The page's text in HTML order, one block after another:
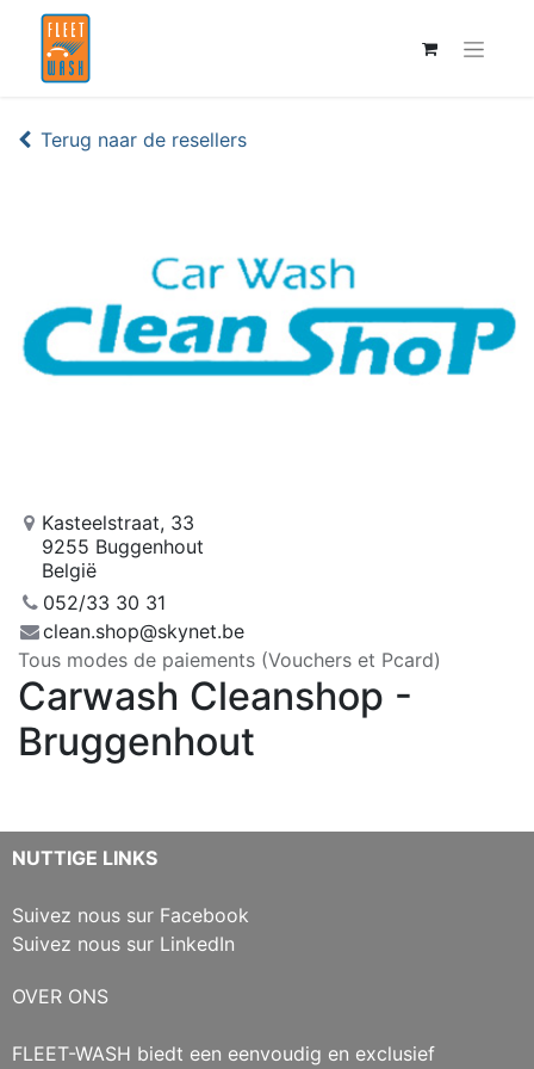
Terug naar de resellers
Kasteelstraat, 33
9255 Buggenhout
België
052/33 30 31
clean.shop@skynet.be
Tous modes de paiements (Vouchers et Pcard)
Carwash Cleanshop -
Bruggenhout
NUTTIGE LINKS
Suivez nous sur Facebook
Suivez nous sur LinkedIn
OVER ONS
FLEET-WASH biedt een eenvoudig en exclusief